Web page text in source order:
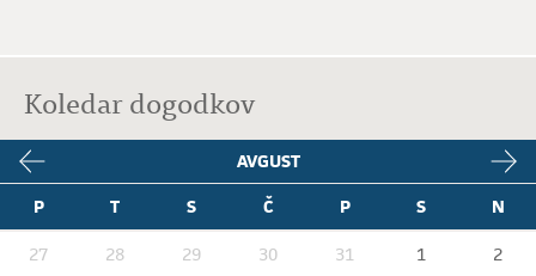
Koledar dogodkov
AVGUST
P
T S Č P S N
27 28 29 30 31 1
2